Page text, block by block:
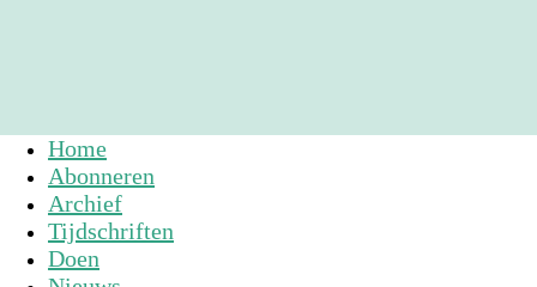
Home
Abonneren
Archief
Tijdschriften
Doen